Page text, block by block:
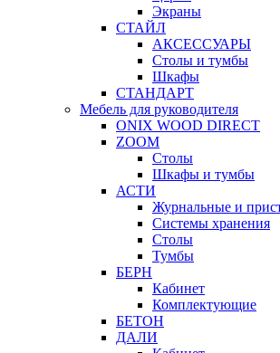
Экраны
СТАЙЛ
АКСЕССУАРЫ
Столы и тумбы
Шкафы
СТАНДАРТ
Мебель для руководителя
ONIX WOOD DIRECT
ZOOM
Столы
Шкафы и тумбы
АСТИ
Журнальные и
Системы хранения
Столы
Тумбы
БЕРН
Кабинет
Комплектующие
БЕТОН
ДАЛИ